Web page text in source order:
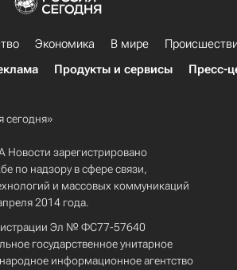
Экономика В мире
Продукты и сервисы Пресс-
Новости зарегистрировано
по надзору в сфере связи,
и массовых коммуникаций
2014 года.
Эл № ФС77-57640
государственное унитарное
информационное агентство